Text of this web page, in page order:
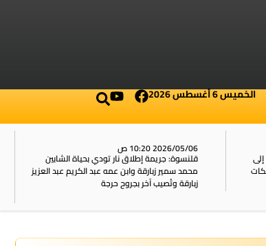
الخميس 6 أغسطس 2026
2026/05/06 10:20 ص
قلنسوة: جريمة إطلاق نار تودي بحياة الشابين
محمد سمير زبارقة وابن عمه عبد الكريم عبد العزيز
زبارقة وتُصيب آخر بجروح حرجة